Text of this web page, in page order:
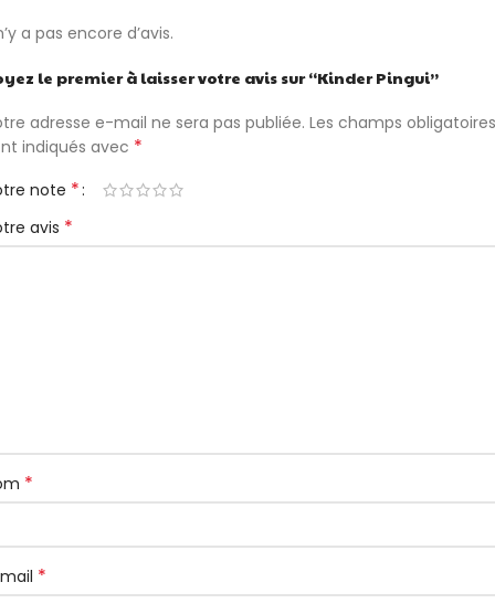
a pas encore d’avis.
le premier à laisser votre avis sur “Kinder Pingui”
adresse e-mail ne sera pas publiée. Les champs obligatoires
indiqués avec *
note *
avis *
*
*